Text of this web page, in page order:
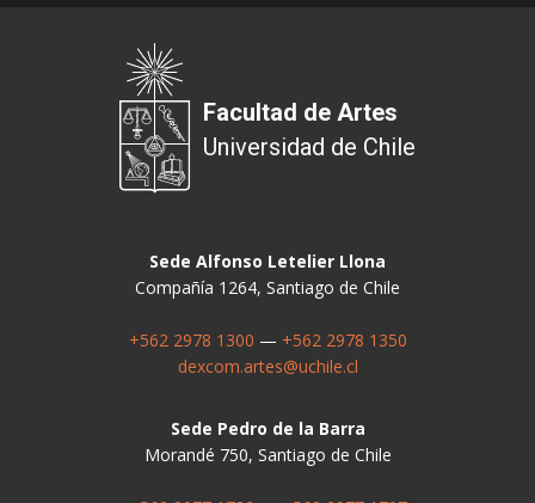
Facultad de Artes
Universidad de Chile
Sede Alfonso Letelier Llona
Compañía 1264, Santiago de Chile
+562 2978 1300 — +562 2978 1350
dexcom.artes@uchile.cl
Sede Pedro de la Barra
Morandé 750, Santiago de Chile